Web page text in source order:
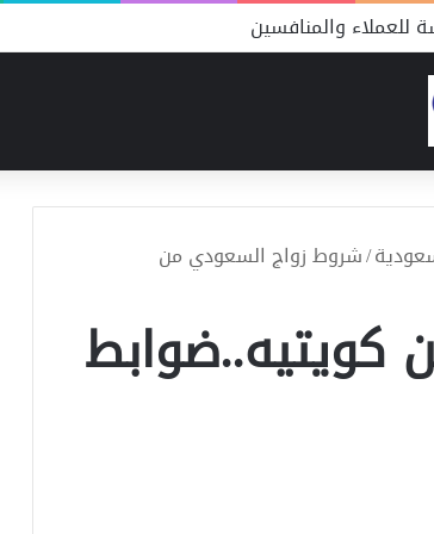
والمنافسين
/شروط زواج السعودي من